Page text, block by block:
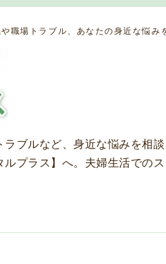
ブルなど、身近な悩みを相
プラス】へ。夫婦生活での
職場トラブル、あなたの身近な悩み